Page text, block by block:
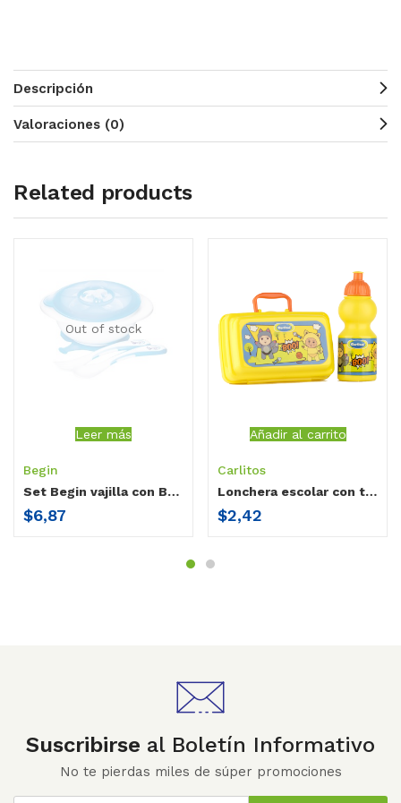
Descripción
Valoraciones (0)
Related products
Out of stock
Leer más
Begin
Set Begin vajilla con Base Antiderrame
$6,87
Añadir al carrito
Carlitos
Lonchera escolar con tomatodo Carlitos
$2,42
Suscribirse al Boletín Informativo
No te pierdas miles de súper promociones